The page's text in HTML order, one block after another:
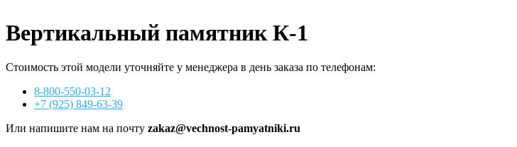
Вертикальный памятник К-1
Стоимость этой модели уточняйте у менеджера в день заказа по телефонам:
8-800-550-03-12
+7 (925) 849-63-39
Или напишите нам на почту zakaz@vechnost-pamyatniki.ru